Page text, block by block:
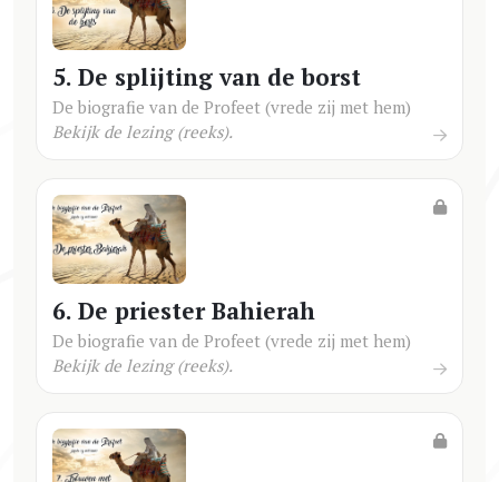
5. De splijting van de borst
De biografie van de Profeet (vrede zij met hem)
Bekijk de lezing (reeks).
6. De priester Bahierah
De biografie van de Profeet (vrede zij met hem)
Bekijk de lezing (reeks).